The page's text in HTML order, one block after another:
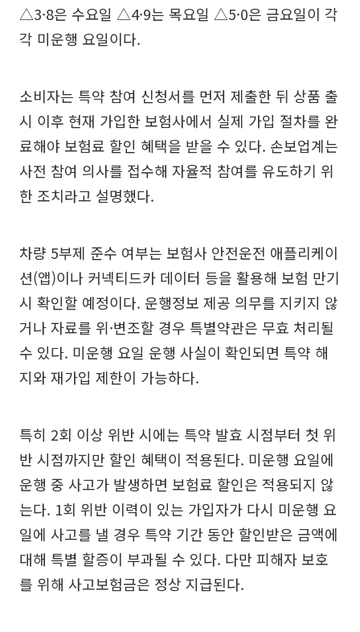
△3·8은 수요일 △4·9는 목요일 △5·0은 금요일이 각
각 미운행 요일이다.
소비자는 특약 참여 신청서를 먼저 제출한 뒤 상품 출
시 이후 현재 가입한 보험사에서 실제 가입 절차를 완
료해야 보험료 할인 혜택을 받을 수 있다. 손보업계는
사전 참여 의사를 접수해 자율적 참여를 유도하기 위
한 조치라고 설명했다.
차량 5부제 준수 여부는 보험사 안전운전 애플리케이
션(앱)이나 커넥티드카 데이터 등을 활용해 보험 만기
시 확인할 예정이다. 운행정보 제공 의무를 지키지 않
거나 자료를 위·변조할 경우 특별약관은 무효 처리될
수 있다. 미운행 요일 운행 사실이 확인되면 특약 해
지와 재가입 제한이 가능하다.
특히 2회 이상 위반 시에는 특약 발효 시점부터 첫 위
반 시점까지만 할인 혜택이 적용된다. 미운행 요일에
운행 중 사고가 발생하면 보험료 할인은 적용되지 않
는다. 1회 위반 이력이 있는 가입자가 다시 미운행 요
일에 사고를 낼 경우 특약 기간 동안 할인받은 금액에
대해 특별 할증이 부과될 수 있다. 다만 피해자 보호
를 위해 사고보험금은 정상 지급된다.